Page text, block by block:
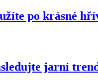
po krásné
jarní